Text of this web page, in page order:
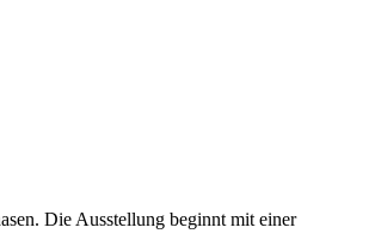
Die Ausstellung beginnt mit einer